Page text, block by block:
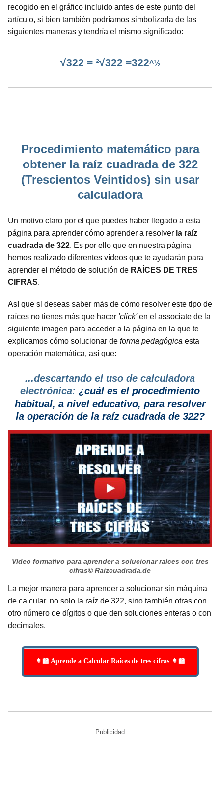
recogido en el gráfico incluido antes de este punto del
artículo, si bien también podríamos simbolizarla de las
siguientes maneras y tendría el mismo significado:
√322 = ²√322 =322^½
Procedimiento matemático para
obtener la raíz cuadrada de 322
(Trescientos Veintidos) sin usar
calculadora
Un motivo claro por el que puedes haber llegado a esta
página para aprender cómo aprender a resolver la raíz
cuadrada de 322. Es por ello que en nuestra página
hemos realizado diferentes vídeos que te ayudarán para
aprender el método de solución de RAÍCES DE TRES
CIFRAS.
Así que si deseas saber más de cómo resolver este tipo de
raíces no tienes más que hacer 'click'en el associate de la
siguiente imagen para acceder a la página en la que te
explicamos cómo solucionar de forma pedagógica esta
operación matemática, así que:
...descartando el uso de calculadora
electrónica: ¿cuál es el procedimiento
habitual, a nivel educativo, para resolver
la operación de la raíz cuadrada de 322?
Vídeo formativo para aprender a solucionar raíces con tres
cifras© Raizcuadrada.de
La mejor manera para aprender a solucionar sin máquina
de calcular, no solo la raíz de 322, sino también otras con
otro número de dígitos o que den soluciones enteras o con
decimales.
👩‍🏫 Aprende a Calcular Raíces de tres cifras 👩‍🏫
Publicidad